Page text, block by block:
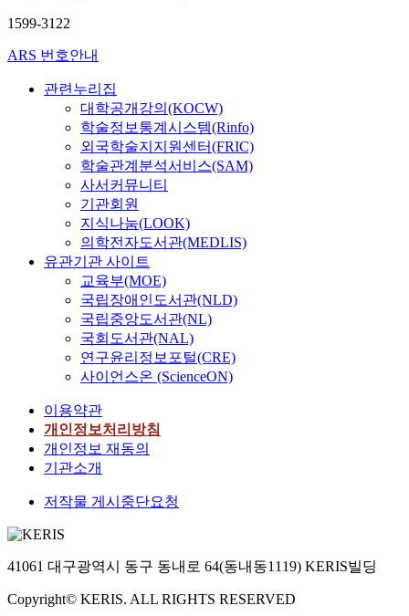
1599-3122
ARS 번호안내
관련누리집
대학공개강의(KOCW)
학술정보통계시스템(Rinfo)
외국학술지지원센터(FRIC)
학술관계분석서비스(SAM)
사서커뮤니티
기관회원
지식나눔(LOOK)
의학전자도서관(MEDLIS)
유관기관 사이트
교육부(MOE)
국립장애인도서관(NLD)
국립중앙도서관(NL)
국회도서관(NAL)
연구윤리정보포털(CRE)
사이언스온 (ScienceON)
이용약관
개인정보처리방침
개인정보 재동의
기관소개
저작물 게시중단요청
41061 대구광역시 동구 동내로 64(동내동1119) KERIS빌딩
Copyright© KERIS. ALL RIGHTS RESERVED